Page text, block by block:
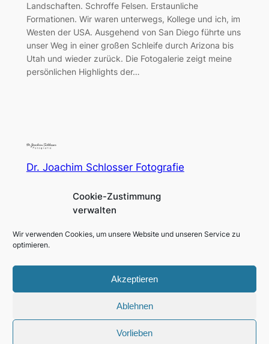
Cookie-Zustimmung
verwalten
Wir verwenden Cookies, um unsere Website und unseren Service zu
optimieren.
Akzeptieren
Ablehnen
Vorlieben
Landschaften. Schroffe Felsen. Erstaunliche
Formationen. Wir waren unterwegs, Kollege und ich, im
Westen der USA. Ausgehend von San Diego führte uns
unser Weg in einer großen Schleife durch Arizona bis
Utah und wieder zurück. Die Fotogalerie zeigt meine
persönlichen Highlights der…
Dr. Joachim Schlosser Fotografie
Fotografie für Menschen in und um Augsburg und
Impressum
Datenschutzerklärung
Facebook
Gestaltet mitWordPress